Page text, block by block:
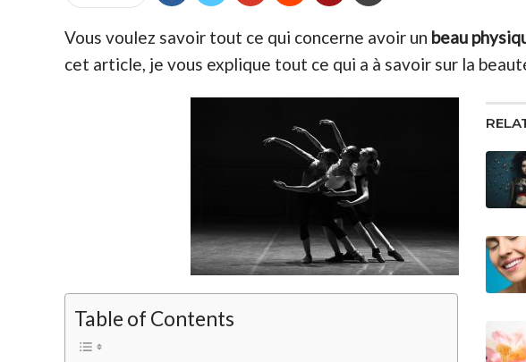
Vous voulez savoir tout ce qui concerne avoir un beau
cet article, je vous explique tout ce qui a à savoir sur la
Table of Contents